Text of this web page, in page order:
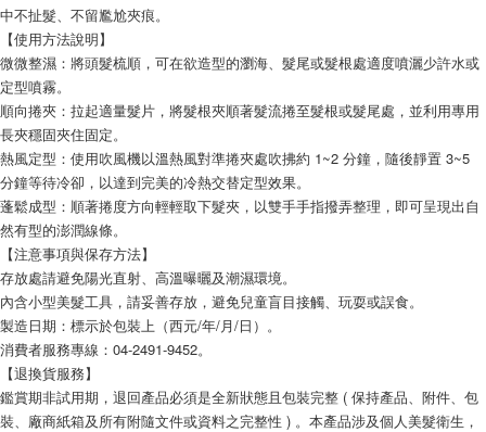
中不扯髮、不留尷尬夾痕。
【使用方法說明】
微微整濕：將頭髮梳順，可在欲造型的瀏海、髮尾或髮根處適度噴灑少許水或
定型噴霧。
順向捲夾：拉起適量髮片，將髮根夾順著髮流捲至髮根或髮尾處，並利用專用
長夾穩固夾住固定。
熱風定型：使用吹風機以溫熱風對準捲夾處吹拂約 1~2 分鐘，隨後靜置 3~5
分鐘等待冷卻，以達到完美的冷熱交替定型效果。
蓬鬆成型：順著捲度方向輕輕取下髮夾，以雙手手指撥弄整理，即可呈現出自
然有型的澎潤線條。
【注意事項與保存方法】
存放處請避免陽光直射、高溫曝曬及潮濕環境。
內含小型美髮工具，請妥善存放，避免兒童盲目接觸、玩耍或誤食。
製造日期：標示於包裝上（西元/年/月/日）。
消費者服務專線：04-2491-9452。
【退換貨服務】
鑑賞期非試用期，退回產品必須是全新狀態且包裝完整 ( 保持產品、附件、包
裝、廠商紙箱及所有附隨文件或資料之完整性 ) 。本產品涉及個人美髮衛生，